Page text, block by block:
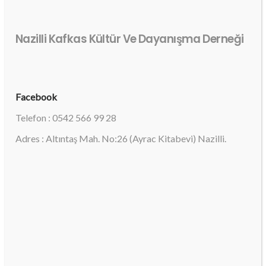
Nazilli Kafkas Kültür Ve Dayanışma Derneği
Facebook
Telefon : 0542 566 99 28
Adres : Altıntaş Mah. No:26 (Ayrac Kitabevi) Nazilli.